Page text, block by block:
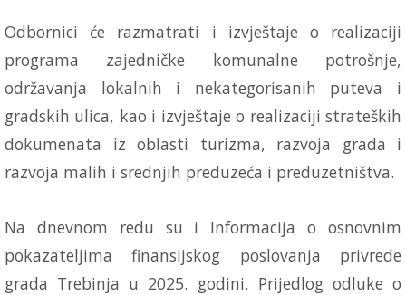
Odbornici će razmatrati i izvještaje o realizaciji
programa zajedničke komunalne potrošnje,
održavanja lokalnih i nekategorisanih puteva i
gradskih ulica, kao i izvještaje o realizaciji strateških
dokumenata iz oblasti turizma, razvoja grada i
razvoja malih i srednjih preduzeća i preduzetništva.
Na dnevnom redu su i Informacija o osnovnim
pokazateljima finansijskog poslovanja privrede
grada Trebinja u 2025. godini, Prijedlog odluke o